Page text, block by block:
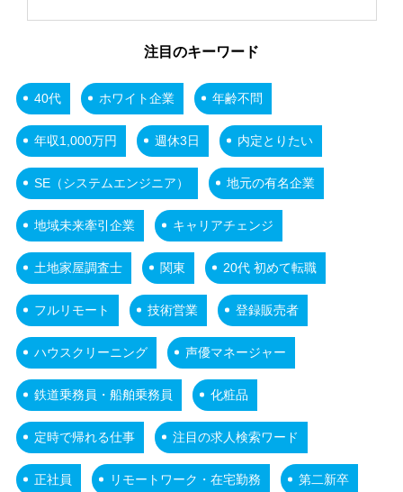
注目のキーワード
40代 ホワイト企業 年齢不問
年収1,000万円 週休3日 内定とりたい
SE（システムエンジニア） 地元の有名企業
地域未来牽引企業 キャリアチェンジ
土地家屋調査士 関東 20代 初めて転職
フルリモート 技術営業 登録販売者
ハウスクリーニング 声優マネージャー
鉄道乗務員・船舶乗務員 化粧品
定時で帰れる仕事 注目の求人検索ワード
正社員 リモートワーク・在宅勤務 第二新卒